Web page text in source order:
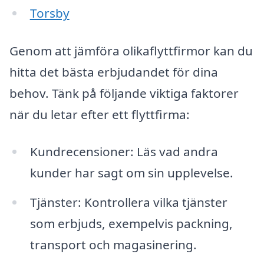
Torsby
Genom att jämföra olikaflyttfirmor kan du
hitta det bästa erbjudandet för dina
behov. Tänk på följande viktiga faktorer
när du letar efter ett flyttfirma:
Kundrecensioner: Läs vad andra
kunder har sagt om sin upplevelse.
Tjänster: Kontrollera vilka tjänster
som erbjuds, exempelvis packning,
transport och magasinering.